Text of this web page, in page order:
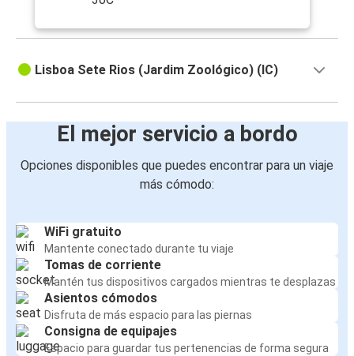
Lisboa Sete Rios (Jardim Zoológico) (IC)
El mejor servicio a bordo
Opciones disponibles que puedes encontrar para un viaje
más cómodo:
WiFi gratuito
Mantente conectado durante tu viaje
Tomas de corriente
Mantén tus dispositivos cargados mientras te desplazas
Asientos cómodos
Disfruta de más espacio para las piernas
Consigna de equipajes
Espacio para guardar tus pertenencias de forma segura